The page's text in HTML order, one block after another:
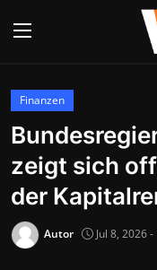
Anmelden
Datenschutzerklärung
Contact
Aktuelles
Finanzen
zeigt sich
der
Autor Jul 8, 2026 -